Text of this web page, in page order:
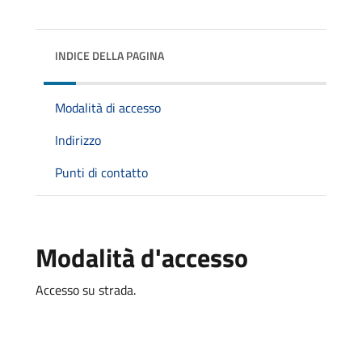
INDICE DELLA PAGINA
Modalità di accesso
Indirizzo
Punti di contatto
Modalità d'accesso
Accesso su strada.